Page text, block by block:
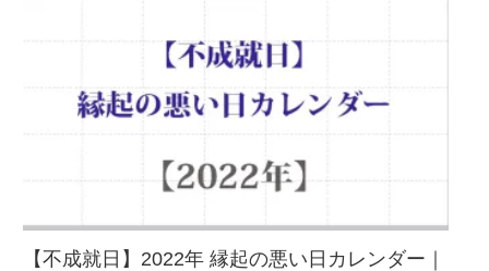
【不成就日】2022年 縁起の悪い日カレンダー｜